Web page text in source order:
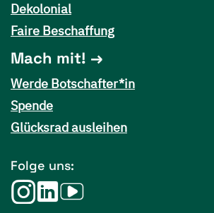
Dekolonial
Faire Beschaffung
Mach mit!
Werde Botschafter*in
Spende
Glücksrad ausleihen
Folge uns: